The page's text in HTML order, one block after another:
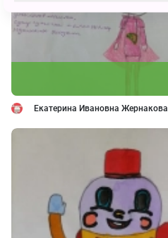
Екатерина Ивановна Жернакова